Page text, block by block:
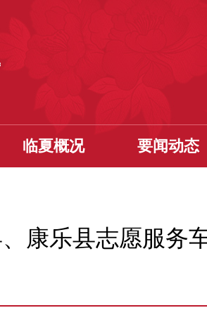
临夏概况 要闻动态
康乐县志愿服务